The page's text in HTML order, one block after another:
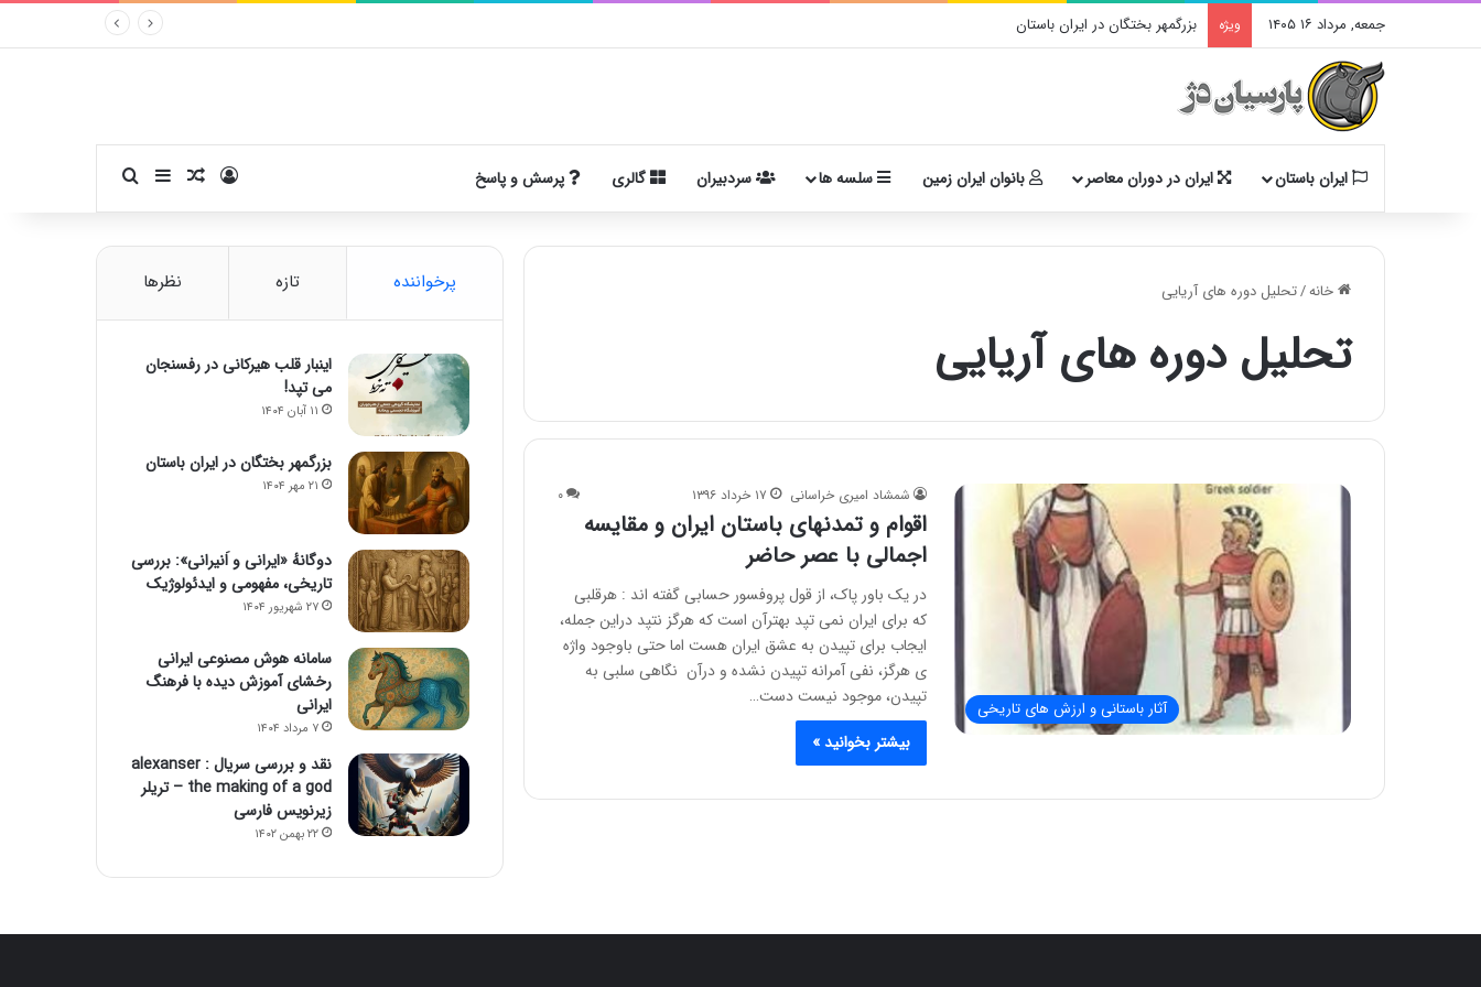
جمعه, مرداد ۱۶ ۱۴۰۵ ویژه بزرگمهر بختگان در ایران باستان
ایران باستان ایران در دوران معاصر بانوان ایران زمین سلسه ها سردبیران گالری پرسش و پاسخ ورودنوشته تصادفی
سایدبارجستجو برای
خانه/تحلیل دوره های آریایی
تحلیل دوره های آریایی
آثار باستانی و ارزش های تاریخی
شمشاد امیری خراسانی ۱۷ خرداد ۱۳۹۶ ۰
اقوام و تمدنهای باستان ایران و مقایسه
اجمالی با عصر حاضر
در یک باور پاک، از قول پروفسور حسابی گفته اند : هرقلبی
که برای ایران نمی تپد بهترآن است که هرگز نتپد دراین جمله،
ایجاب برای تپیدن به عشق ایران هست اما حتی باوجود واژه
ی هرگز، نفی آمرانه تپیدن نشده و درآن نگاهی سلبی به
تپیدن، موجود نیست دست…
بیشتر بخوانید »
پرخواننده تازه نظرها
اینبار قلب هیرکانی در رفسنجان
می تپد!
۱۱ آبان ۱۴۰۴
بزرگمهر بختگان در ایران باستان
۲۱ مهر ۱۴۰۴
دوگانهٔ «ایرانی و اَنیرانی»: بررسی
تاریخی، مفهومی و ایدئولوژیک
۲۷ شهریور ۱۴۰۴
سامانه هوش مصنوعی ایرانی
رخشای آموزش دیده با فرهنگ
ایرانی
۷ مرداد ۱۴۰۴
نقد و بررسی سریال alexanser :
the making of a god – تریلر
زیرنویس فارسی
۲۲ بهمن ۱۴۰۲